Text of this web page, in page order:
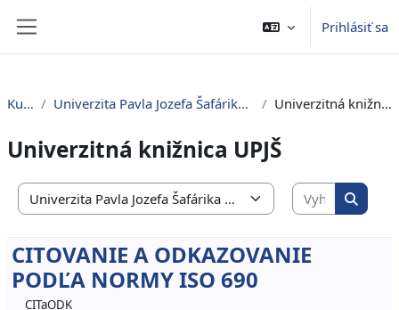
Prihlásiť sa
Kurzy Univerzita Pavla Jozefa Šafárika v Košiciach Univerzitná knižnica UPJŠ
Univerzitná knižnica UPJŠ
Kategórie kurzov
Vyhľadať
CITOVANIE A ODKAZOVANIE
PODĽA NORMY ISO 690
CITaODK